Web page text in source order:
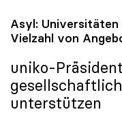
Asyl: Universitäten
Vielzahl von
uniko-
unterstützen